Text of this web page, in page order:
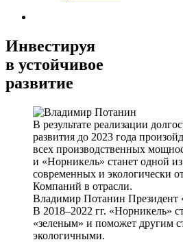
Инвестируя
в устойчивое
развитие
В результате реализации
развития до 2023 года
всех производственных
и «Норникель» станет одной
современных и экологически
Компаний в отрасли.
Владимир Потанин Президент
В 2018–2022 гг. «Норникель»
«зеленым» и поможет другим
экологичными.